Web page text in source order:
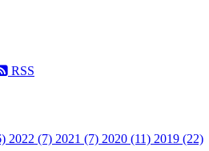
RSS
2022 (7) 2021 (7) 2020 (11) 2019 (22)